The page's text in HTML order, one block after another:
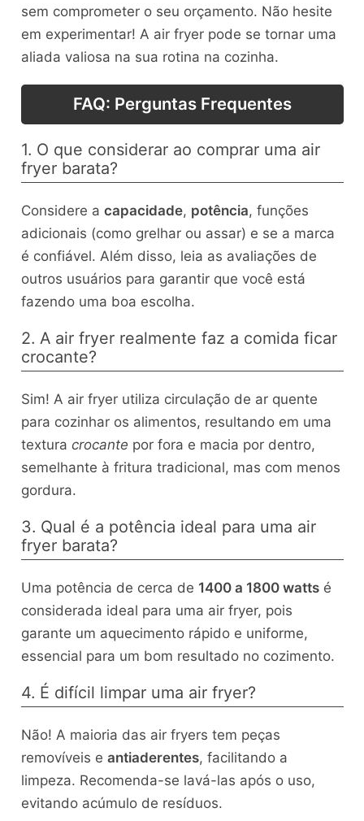
sem comprometer o seu orçamento. Não hesite
em experimentar! A air fryer pode se tornar uma
aliada valiosa na sua rotina na cozinha.
FAQ: Perguntas Frequentes
1. O que considerar ao comprar uma air
fryer barata?
Considere a capacidade, potência, funções
adicionais (como grelhar ou assar) e se a marca
é confiável. Além disso, leia as avaliações de
outros usuários para garantir que você está
fazendo uma boa escolha.
2. A air fryer realmente faz a comida ficar
crocante?
Sim! A air fryer utiliza circulação de ar quente
para cozinhar os alimentos, resultando em uma
textura crocante por fora e macia por dentro,
semelhante à fritura tradicional, mas com menos
gordura.
3. Qual é a potência ideal para uma air
fryer barata?
Uma potência de cerca de 1400 a 1800 wattsé
considerada ideal para uma air fryer, pois
garante um aquecimento rápido e uniforme,
essencial para um bom resultado no cozimento.
4. É difícil limpar uma air fryer?
Não! A maioria das air fryers tem peças
removíveis e antiaderentes, facilitando a
limpeza. Recomenda-se lavá-las após o uso,
evitando acúmulo de resíduos.